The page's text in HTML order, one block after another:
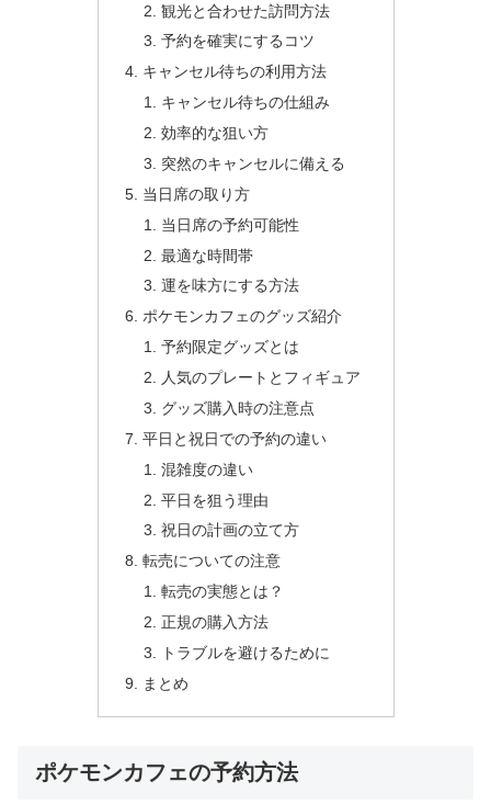
観光と合わせた訪問方法
予約を確実にするコツ
キャンセル待ちの利用方法
キャンセル待ちの仕組み
効率的な狙い方
突然のキャンセルに備える
当日席の取り方
当日席の予約可能性
最適な時間帯
運を味方にする方法
ポケモンカフェのグッズ紹介
予約限定グッズとは
人気のプレートとフィギュア
グッズ購入時の注意点
平日と祝日での予約の違い
混雑度の違い
平日を狙う理由
祝日の計画の立て方
転売についての注意
転売の実態とは？
正規の購入方法
トラブルを避けるために
まとめ
ポケモンカフェの予約方法